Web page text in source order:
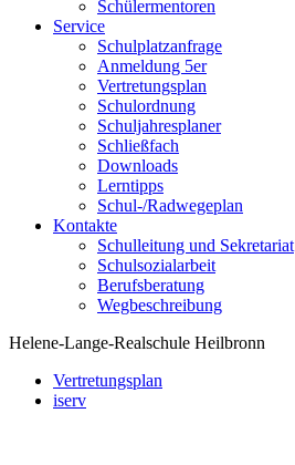
Schülermentoren
Service
Schulplatzanfrage
Anmeldung 5er
Vertretungsplan
Schulordnung
Schuljahresplaner
Schließfach
Downloads
Lerntipps
Schul-/Radwegeplan
Kontakte
Schulleitung und Sekretariat
Schulsozialarbeit
Berufsberatung
Wegbeschreibung
Helene-Lange-Realschule Heilbronn
Vertretungsplan
iserv